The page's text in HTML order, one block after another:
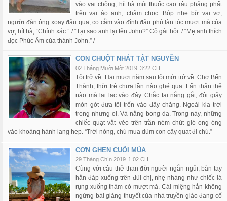
vào vai chồng, hít hà mùi thuốc cạo râu phảng phất
trên vai áo anh, châm chọc. Bóp nhẹ bờ vai vợ,
người đàn ông xoay đầu qua, cọ cằm vào đỉnh đầu phủ làn tóc mượt mà của
vợ, hít hà, “Chính xác.” / “Tại sao anh lại tên John?” Cô gái hỏi. / “Mẹ anh thích
đọc Phúc Âm của thánh John.” /
CON CHUỘT NHẮT TẬT NGUYỀN
02 Tháng Mười Một 2019 3:22 CH
Tôi trở về. Hai mươi năm sau tôi mới trở về. Chợ Bến
Thành, thời trẻ chưa lần nào ghé qua. Lẩn thẩn thế
nào mà lại lạc vào đây. Chắc tại nắng gắt, đôi giầy
mòn gót đưa tôi trốn vào đây chăng. Ngoài kia trời
trong nhưng oi. Và nắng bong da. Trong này, những
chiếc quạt vắt vẻo trên trần ném chút gió ong óng
vào khoảng hành lang hẹp. “Trời nóng, chú mua dùm con cây quạt đi chú.”
CƠN GHEN CUỐI MÙA
29 Tháng Chín 2019 1:02 CH
Cùng với câu thở than đời người ngắn ngủi, bàn tay
hắn đáp xuống trên đùi chị, nhẹ nhàng như chiếc lá
rụng xuống thảm cỏ mượt mà. Cái miệng hắn không
ngừng bài giảng thuyết của nhà truyền giáo đang cố